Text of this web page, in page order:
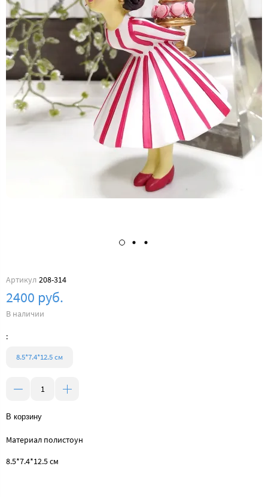
Артикул 208-314
2400 руб.
В наличии
:
8.5*7.4*12.5 см
В корзину
Материал полистоун
8.5*7.4*12.5 см